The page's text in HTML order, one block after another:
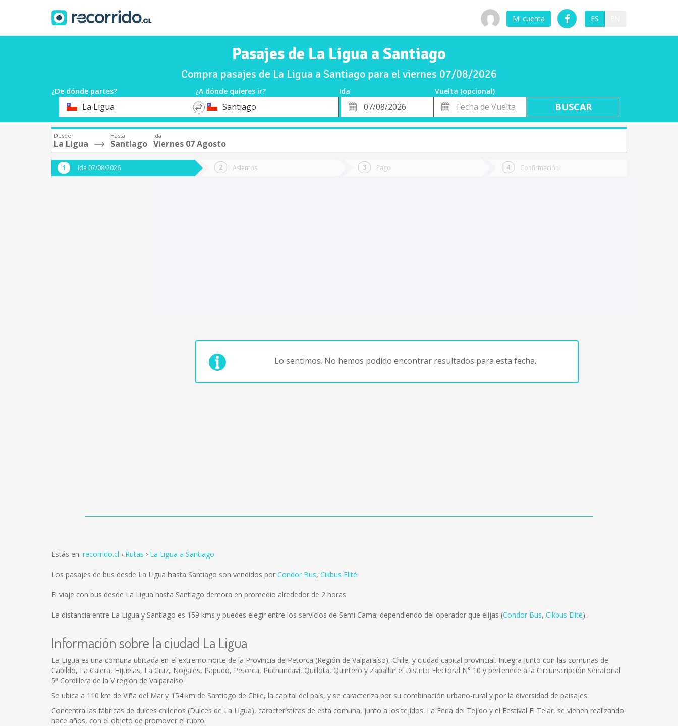
Mi cuenta ES
Pasajes de La Ligua a Santiago
Compra pasajes de La Ligua a Santiago para el viernes 07/08/2026
¿De dónde partes? ¿A dónde quieres ir? Ida
Vuelta (opcional)
OrigenLa Ligua
*
DestinoSantiago
Fecha
de
Fecha
de
Vuelta
Desde
La Ligua
Hasta
Santiago
Ida
Viernes 07 Agosto
Ida 07/08/2026 Asientos Pago Confirmación
Lo sentimos. No hemos podido encontrar resultados para esta fecha.
Estás en: recorrido.cl Rutas La Ligua a Santiago
Los pasajes de bus desde La Ligua hasta Santiago son vendidos por Condor Bus, Cikbus Elité.
El viaje con bus desde La Ligua hasta Santiago demora en promedio alrededor de 2 horas.
La distancia entre La Ligua y Santiago es 159 kms y puedes elegir entre los servicios de Semi Cama; dependiendo del operador que elijas (Condor Bus, Cikbus Elité).
Información sobre la ciudad La Ligua
La Ligua es una comuna ubicada en el extremo norte de la Provincia de Petorca (Región de Valparaíso), Chile, y ciudad capital provincial. Integra Junto con las comunas de
Cabildo, La Calera, Hijuelas, La Cruz, Nogales, Papudo, Petorca, Puchuncaví, Quillota, Quintero y Zapallar el Distrito Electoral N° 10 y pertenece a la Circunscripción Senatorial
5ª Cordillera de la V región de Valparaíso.
Se ubica a 110 km de Viña del Mar y 154 km de Santiago de Chile, la capital del país, y se caracteriza por su combinación urbano-rural y por la diversidad de paisajes.
Concentra las fábricas de dulces chilenos (Dulces de La Ligua), características de esta comuna, junto a los tejidos. La Feria del Tejido y el Festival El Telar, se vienen realizando
hace años, con el objeto de promover el rubro.